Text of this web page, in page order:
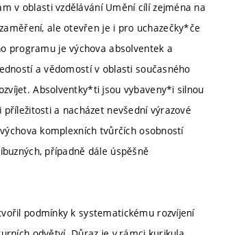
v oblasti vzdělávání Umění cílí zejména na
ale otevřen je i pro uchazečky*če
programu je výchova absolventek a
a vědomostí v oblasti současného
Absolventky*ti jsou vybaveny*i silnou
a nacházet nevšední výrazové
komplexních tvůrčích osobností
případně dále úspěšně
podmínky k systematickému rozvíjení